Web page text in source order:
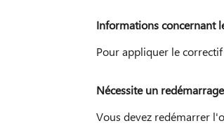
Informations concernant
Pour appliquer le
Nécessite un redémarrage
Vous devez redémarrer